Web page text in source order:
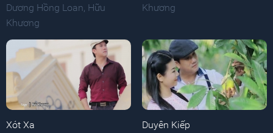
Dương Hồng Loan, Hữu
Khương
Khương
Xót Xa
Duyên Kiếp